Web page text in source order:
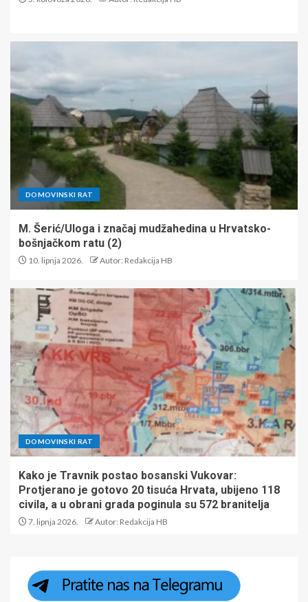
DOMOVINSKI RAT
M. Šerić/Uloga i značaj mudžahedina u Hrvatsko-
bošnjačkom ratu (2)
10. lipnja 2026. Autor: Redakcija HB
DOMOVINSKI RAT
Kako je Travnik postao bosanski Vukovar:
Protjerano je gotovo 20 tisuća Hrvata, ubijeno 118
civila, a u obrani grada poginula su 572 branitelja
7. lipnja 2026. Autor: Redakcija HB